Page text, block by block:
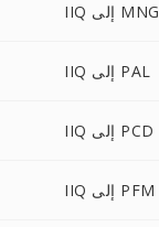
IIQ إلى MNG
IIQ إلى PAL
IIQ إلى PCD
IIQ إلى PFM